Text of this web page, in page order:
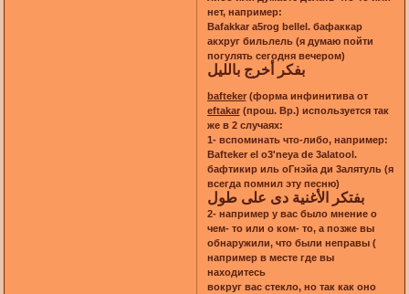
нет, например:
Bafakkar a5rog bellel. бафаккар
акхруг бильлель (я думаю пойти
погулять сегодня вечером)
بفكر أخرج بالليل
bafteker(форма инфинитива от
eftakar(прош. Вр.) используется так
же в 2 случаях:
1- вспоминать что-либо, например:
Bafteker el o3'neya de 3alatool.
бафтикир иль оГнэйа ди 3алятуль (я
всегда помнил эту песню)
بفتكر الأغنية دى على طول
2- например у вас было мнение о
чем- то или о ком- то, а позже вы
обнаружили, что были неправы (
например в месте где вы
находитесь
вокруг вас стекло, но так как оно